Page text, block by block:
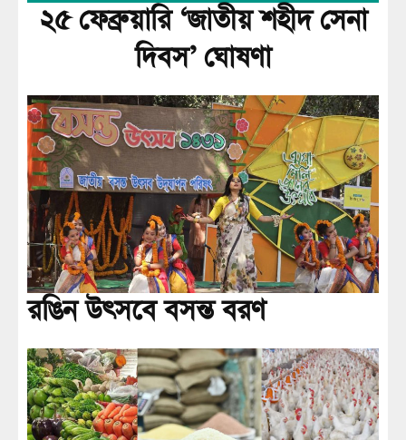
২৫ ফেব্রুয়ারি ‘জাতীয় শহীদ সেনা
দিবস’ ঘোষণা
রঙিন উৎসবে বসন্ত বরণ